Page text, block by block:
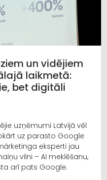
un vidējiem
laikmetā:
bet digitāli
uzņēmumi Latvijā vēl
uz parasto Google
eksperti jau
vilni – AI meklēšanu,
arī pats Google.